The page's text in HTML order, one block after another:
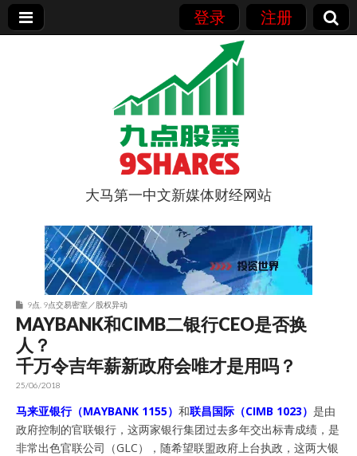
登录 注册
9点股票
大马第一中文新媒体财经网站
9点 9点交易密室／股权异动
MAYBANK和CIMB二银行CEO是否换
人？
千万令吉年薪新政府会唯才是用吗？
25/06/2018
马来亚银行（MAYBANK 1155） 和联昌国际（CIMB 1023） 是由
政府控制的官联银行，这两家银行集团过去多年交出标青成绩，是
非常出色官联公司（GLC），随希望联盟政府上台执政，这两大银